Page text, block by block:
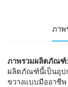
ภาพ
ภาพรวมผลิตภัณฑ์:
ผลิตภัณฑ์นี้เป็นอุป
ขวางแบบมืออาชีพ